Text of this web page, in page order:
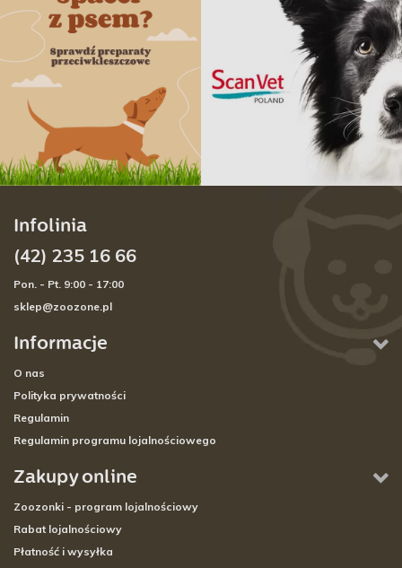
Informacje
O nas
Polityka prywatności
Regulamin
Regulamin programu lojalnościowego
Zakupy online
Zoozonki - program lojalnościowy
Rabat lojalnościowy
Płatność i wysyłka
Infolinia
(42) 235 16 66
Pon. - Pt. 9:00 - 17:00
sklep@zoozone.pl